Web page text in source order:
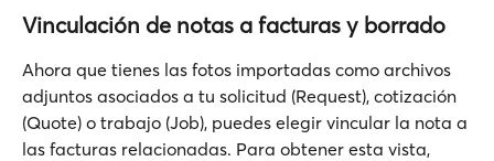
Vinculación de notas a facturas y borrado
Ahora que tienes las fotos importadas como archivos
adjuntos asociados a tu solicitud (Request), cotización
(Quote) o trabajo (Job), puedes elegir vincular la nota a
las facturas relacionadas. Para obtener esta vista,